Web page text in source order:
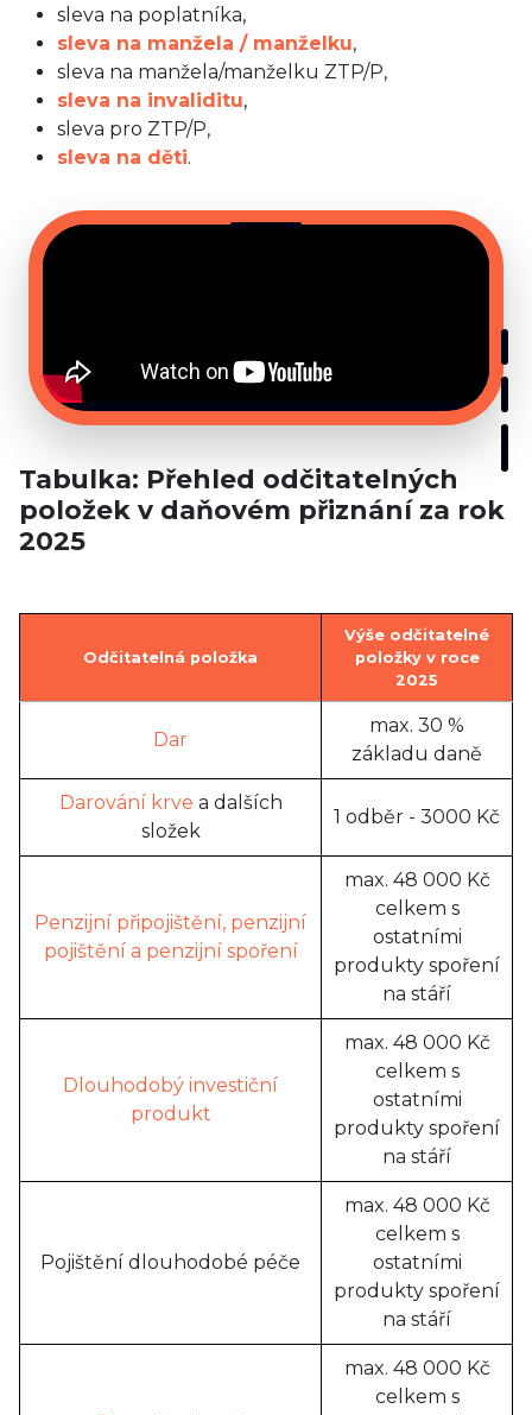
sleva na poplatníka,
sleva na manžela / manželku,
sleva na manžela/manželku ZTP/P,
sleva na invaliditu,
sleva pro ZTP/P,
sleva na děti.
Tabulka: Přehled odčitatelných
položek v daňovém přiznání za rok
2025
Odčitatelná položka
Výše odčitatelné
položky v roce
2025
Dar
max. 30 %
základu daně
Darování krve a dalších
složek
1 odběr - 3000 Kč
Penzijní připojištění, penzijní
pojištění a penzijní spoření
max. 48 000 Kč
celkem s
ostatními
produkty spoření
na stáří
Dlouhodobý investiční
produkt
max. 48 000 Kč
celkem s
ostatními
produkty spoření
na stáří
Pojištění dlouhodobé péče
max. 48 000 Kč
celkem s
ostatními
produkty spoření
na stáří
max. 48 000 Kč
celkem s